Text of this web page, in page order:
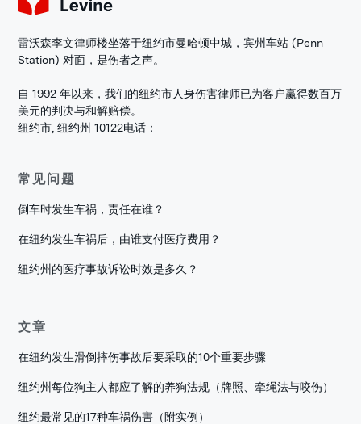
雷沃森李文律师楼坐落于纽约市曼哈顿中城，宾州车站 (Penn
Station) 对面，是伤者之声。
自 1992 年以来，我们的纽约市人身伤害律师已为客户赢得数百万
美元的判决与和解赔偿。
纽约市, 纽约州 10122电话：
常见问题
倒车时发生车祸，责任在谁？
在纽约发生车祸后，由谁支付医疗费用？
纽约州的医疗事故诉讼时效是多久？
文章
在纽约发生滑倒摔伤事故后要采取的10个重要步骤
纽约州每位狗主人都应了解的养狗法规（牌照、牵绳法与咬伤）
纽约最常见的17种车祸伤害（附实例）